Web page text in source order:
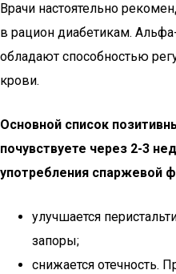
Врачи настоятельно
в рацион диабетикам.
обладают способностью
крови.
Основной список
почувствуете через 2-3
употребления спаржевой
улучшается
запоры;
снижается отечность.